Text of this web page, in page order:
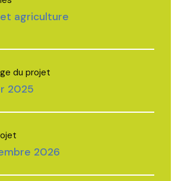
agriculture
du projet
2025
2026